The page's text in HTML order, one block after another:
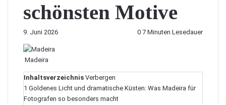
schönsten Motive
9. Juni 2026 0 7 Minuten Lesedauer
Madeira
Inhaltsverzeichnis Verbergen
1 Goldenes Licht und dramatische Küsten: Was Madeira für
Fotografen so besonders macht